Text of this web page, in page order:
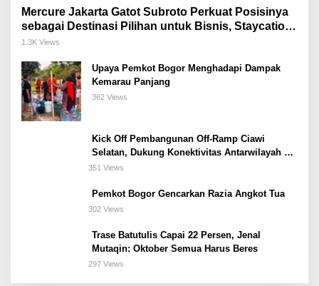
Mercure Jakarta Gatot Subroto Perkuat Posisinya
sebagai Destinasi Pilihan untuk Bisnis, Staycation,
Meeting, dan Kuliner di Jakarta Selatan
1.3K Views
Upaya Pemkot Bogor Menghadapi Dampak
Kemarau Panjang
362 Views
Kick Off Pembangunan Off-Ramp Ciawi
Selatan, Dukung Konektivitas Antarwilayah di
Bogor Selatan
351 Views
Pemkot Bogor Gencarkan Razia Angkot Tua
302 Views
Trase Batutulis Capai 22 Persen, Jenal
Mutaqin: Oktober Semua Harus Beres
297 Views